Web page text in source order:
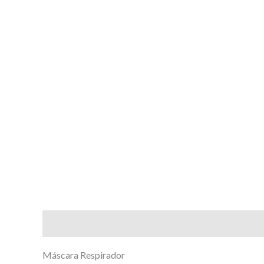
Máscara Respirador